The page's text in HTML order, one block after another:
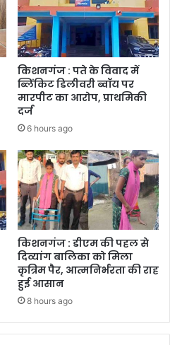
किशनगंज : पते के विवाद में
ब्लिंकिट डिलीवरी ब्वॉय पर
मारपीट का आरोप, प्राथमिकी
दर्ज
6 hours ago
किशनगंज : डीएम की पहल से
दिव्यांग बालिका को मिला
कृत्रिम पैर, आत्मनिर्भरता की राह
हुई आसान
8 hours ago